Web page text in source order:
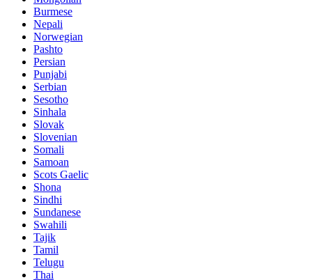
Burmese
Nepali
Norwegian
Pashto
Persian
Punjabi
Serbian
Sesotho
Sinhala
Slovak
Slovenian
Somali
Samoan
Scots Gaelic
Shona
Sindhi
Sundanese
Swahili
Tajik
Tamil
Telugu
Thai